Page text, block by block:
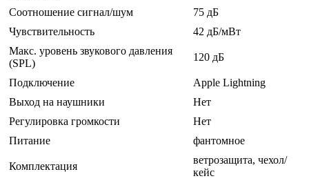
Соотношение сигнал/шум
75 дБ
Чувствительность
42 дБ/мВт
Макс. уровень звукового давления
(SPL)
120 дБ
Подключение
Apple Lightning
Выход на наушники
Нет
Регулировка громкости
Нет
Питание
фантомное
Комплектация
ветрозащита, чехол/
кейс